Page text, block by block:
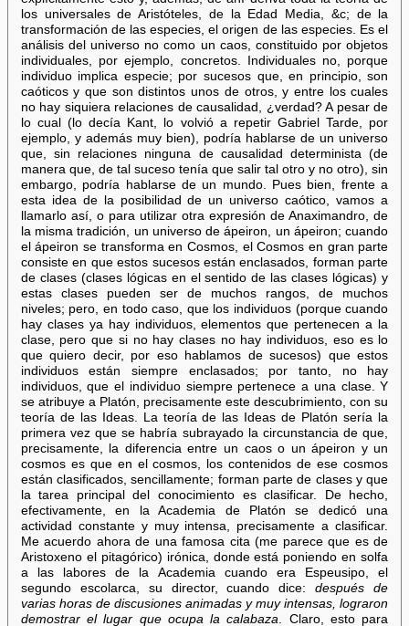
los universales de Aristóteles, de la Edad Media, &c; de la
transformación de las especies, el origen de las especies. Es el
análisis del universo no como un caos, constituido por objetos
individuales, por ejemplo, concretos. Individuales no, porque
individuo implica especie; por sucesos que, en principio, son
caóticos y que son distintos unos de otros, y entre los cuales
no hay siquiera relaciones de causalidad, ¿verdad? A pesar de
lo cual (lo decía Kant, lo volvió a repetir Gabriel Tarde, por
ejemplo, y además muy bien), podría hablarse de un universo
que, sin relaciones ninguna de causalidad determinista (de
manera que, de tal suceso tenía que salir tal otro y no otro), sin
embargo, podría hablarse de un mundo. Pues bien, frente a
esta idea de la posibilidad de un universo caótico, vamos a
llamarlo así, o para utilizar otra expresión de Anaximandro, de
la misma tradición, un universo de ápeiron, un ápeiron; cuando
el ápeiron se transforma en Cosmos, el Cosmos en gran parte
consiste en que estos sucesos están enclasados, forman parte
de clases (clases lógicas en el sentido de las clases lógicas) y
estas clases pueden ser de muchos rangos, de muchos
niveles; pero, en todo caso, que los individuos (porque cuando
hay clases ya hay individuos, elementos que pertenecen a la
clase, pero que si no hay clases no hay individuos, eso es lo
que quiero decir, por eso hablamos de sucesos) que estos
individuos están siempre enclasados; por tanto, no hay
individuos, que el individuo siempre pertenece a una clase. Y
se atribuye a Platón, precisamente este descubrimiento, con su
teoría de las Ideas. La teoría de las Ideas de Platón sería la
primera vez que se habría subrayado la circunstancia de que,
precisamente, la diferencia entre un caos o un ápeiron y un
cosmos es que en el cosmos, los contenidos de ese cosmos
están clasificados, sencillamente; forman parte de clases y que
la tarea principal del conocimiento es clasificar. De hecho,
efectivamente, en la Academia de Platón se dedicó una
actividad constante y muy intensa, precisamente a clasificar.
Me acuerdo ahora de una famosa cita (me parece que es de
Aristoxeno el pitagórico) irónica, donde está poniendo en solfa
a las labores de la Academia cuando era Espeusipo, el
segundo escolarca, su director, cuando dice:después de
varias horas de discusiones animadas y muy intensas, lograron
demostrar el lugar que ocupa la calabaza. Claro, esto para